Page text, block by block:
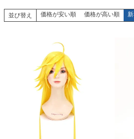
並び替え 価格が安い順 価格が高い順